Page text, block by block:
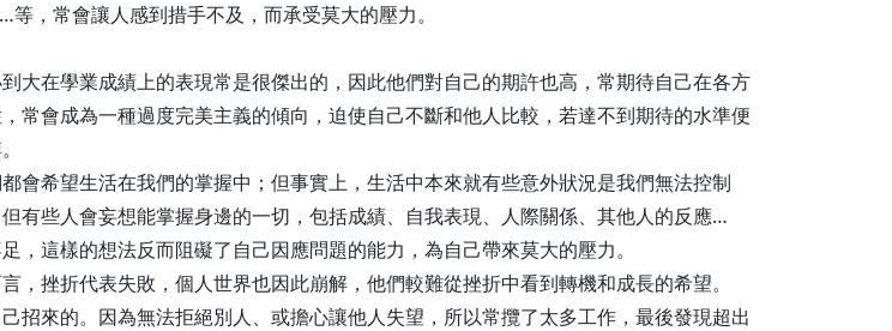
，常會讓人感到措手不及，而承受莫大的壓力。
大在學業成績上的表現常是很傑出的，因此他們對自己的期許也高，常期待自己在各方
常會成為一種過度完美主義的傾向，迫使自己不斷和他人比較，若達不到期待的水準便
會希望生活在我們的掌握中；但事實上，生活中本來就有些意外狀況是我們無法控制
有些人會妄想能掌握身邊的一切，包括成績、自我表現、人際關係、其他人的反應…
，這樣的想法反而阻礙了自己因應問題的能力，為自己帶來莫大的壓力。
，挫折代表失敗，個人世界也因此崩解，他們較難從挫折中看到轉機和成長的希望。
招來的。因為無法拒絕別人、或擔心讓他人失望，所以常攬了太多工作，最後發現超出